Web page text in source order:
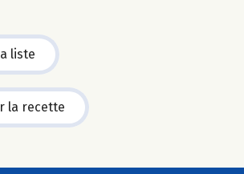
liste
la recette